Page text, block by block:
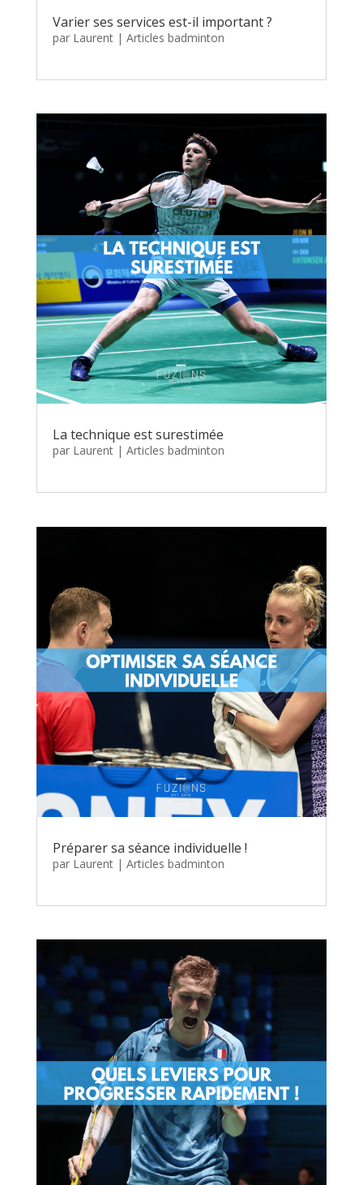
Varier ses services est-il important ?
par Laurent| Articles badminton
La technique est surestimée
par Laurent| Articles badminton
Préparer sa séance individuelle !
par Laurent| Articles badminton